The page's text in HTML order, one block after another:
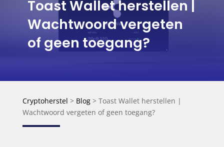
Toast Wallet herstellen |
Wachtwoord vergeten
of geen toegang?
Cryptoherstel > Blog> Toast Wallet herstellen |
Wachtwoord vergeten of geen toegang?